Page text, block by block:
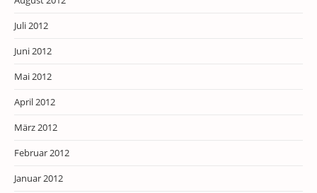
Juli 2012
Juni 2012
Mai 2012
April 2012
März 2012
Februar 2012
Januar 2012